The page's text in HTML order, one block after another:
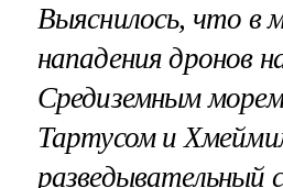
Выяснилось, что в
нападения дронов
Средиземным
Тартусом и